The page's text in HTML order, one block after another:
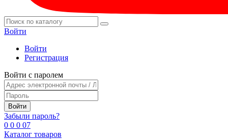
Войти
Войти
Регистрация
Войти с паролем
Войти
Забыли пароль?
0 0 0 07
Каталог товаров